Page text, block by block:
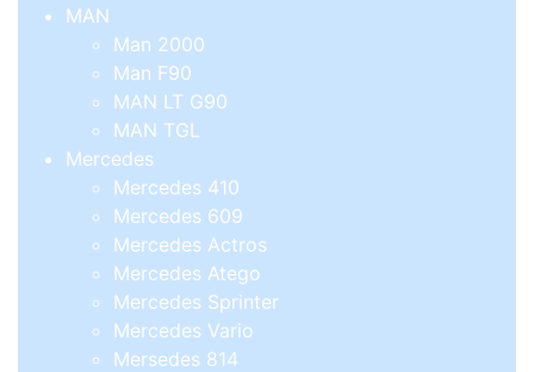
MAN
Man 2000
Man F90
MAN LT G90
MAN TGL
Mercedes
Mercedes 410
Mercedes 609
Mercedes Actros
Mercedes Atego
Mercedes Sprinter
Mercedes Vario
Mersedes 814